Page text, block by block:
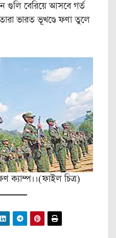
গুলি বেরিয়ে আসবে গর্ত
ভারত ভূখণ্ডে ফণা তুলে
ক্যাম্প।।(ফাইল চিত্র)